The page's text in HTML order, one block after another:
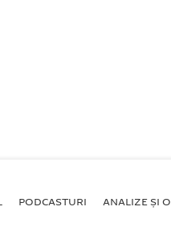
PODCASTURI ANALIZE ȘI